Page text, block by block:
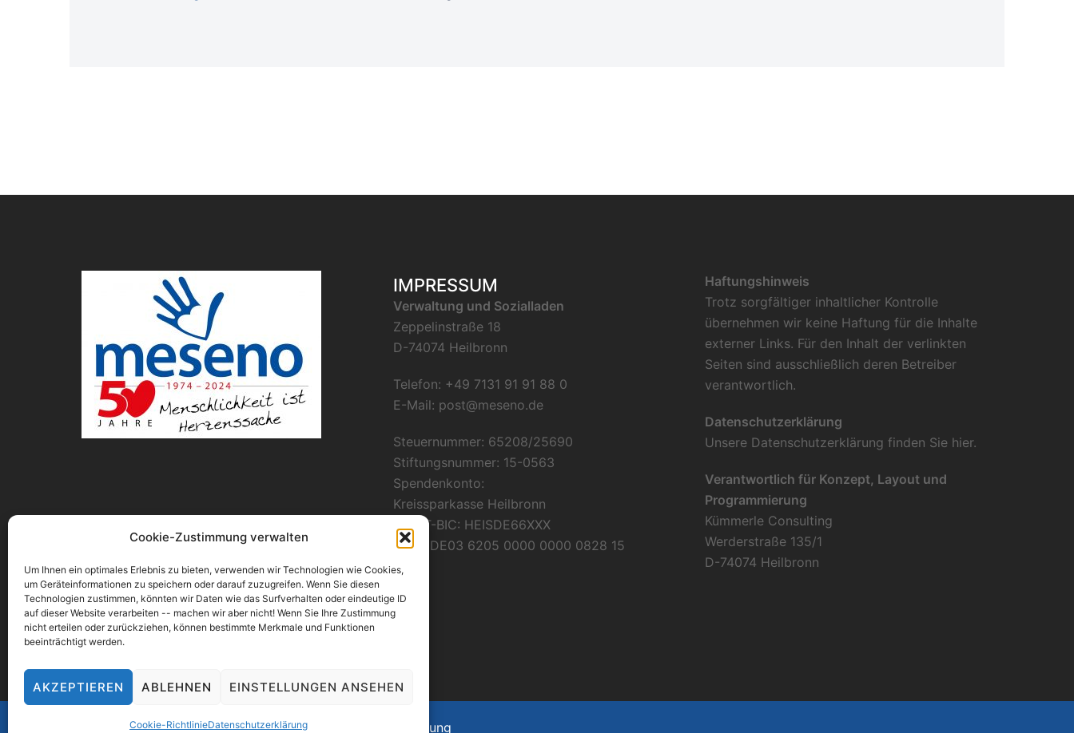
Cookie-Zustimmung verwalten
Um Ihnen ein optimales Erlebnis zu bieten, verwenden wir Technologien wie Cookies,
um Geräteinformationen zu speichern oder darauf zuzugreifen. Wenn Sie diesen
Technologien zustimmen, könnten wir Daten wie das Surfverhalten oder eindeutige ID
auf dieser Website verarbeiten -- machen wir aber nicht! Wenn Sie Ihre Zustimmung
nicht erteilen oder zurückziehen, können bestimmte Merkmale und Funktionen
beeinträchtigt werden.
AKZEPTIEREN ABLEHNEN EINSTELLUNGEN ANSEHEN
Cookie-RichtlinieDatenschutzerklärung
IMPRESSUM
Verwaltung und Sozialladen
Zeppelinstraße 18
D-74074 Heilbronn
Telefon: +49 7131 91 91 88 0
E-Mail: post@meseno.de
Steuernummer: 65208/25690
Stiftungsnummer: 15-0563
Spendenkonto:
Kreissparkasse Heilbronn
SWIFT-BIC: HEISDE66XXX
IBAN: DE03 6205 0000 0000 0828 15
Haftungshinweis
Trotz sorgfältiger inhaltlicher Kontrolle
übernehmen wir keine Haftung für die Inhalte
externer Links. Für den Inhalt der verlinkten
Seiten sind ausschließlich deren Betreiber
verantwortlich.
Datenschutzerklärung
Unsere Datenschutzerklärung finden Sie hier.
Verantwortlich für Konzept, Layout und
Programmierung
Kümmerle Consulting
Werderstraße 135/1
D-74074 Heilbronn
meseno-Elsa-Sitter-Stiftung I gemeinnützige, soziale Stiftung